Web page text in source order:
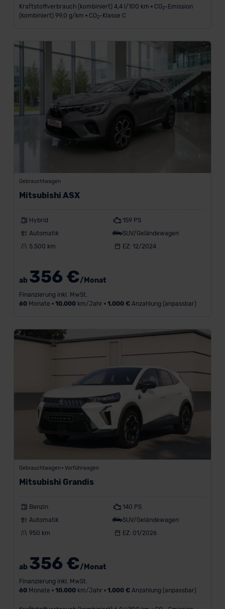
Kraftstoffverbrauch (kombiniert) 4,4 l/100 km • CO2-Emission
(kombiniert) 99,0 g/km • CO2-Klasse C
Gebrauchtwagen
Mitsubishi ASX
Hybrid
159 PS
Automatik
SUV/Geländewagen
5.500 km
EZ: 12/2024
ab 356 €/Monat
Finanzierung inkl. MwSt.
60Monate • 10.000km/Jahr • 1.000 €Anzahlung (anpassbar)
Gebrauchtwagen • Vorführwagen
Mitsubishi Grandis
Benzin
140 PS
Automatik
SUV/Geländewagen
950 km
EZ: 01/2026
ab 356 €/Monat
Finanzierung inkl. MwSt.
60Monate • 10.000km/Jahr • 1.000 €Anzahlung (anpassbar)